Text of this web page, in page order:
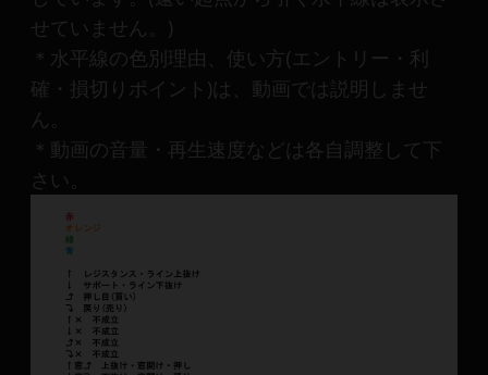
せていません。)
＊水平線の色別理由、使い方(エントリー・利
確・損切りポイント)は、動画では説明しませ
ん。
＊動画の音量・再生速度などは各自調整して下
さい。